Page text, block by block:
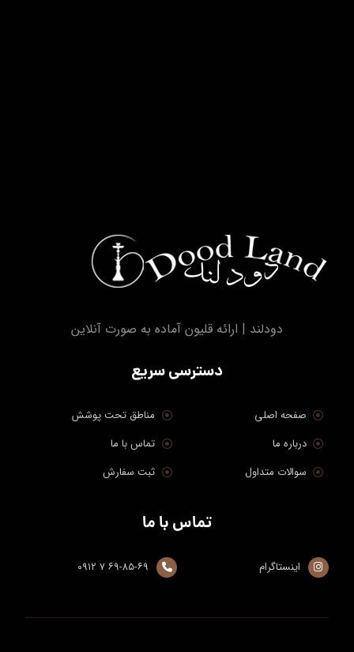
دودلند | ارائه قلیون آماده به صورت آنلاین
دسترسی سریع
صفحه اصلی
مناطق تحت پوشش
درباره ما
تماس با ما
سوالات متداول
ثبت سفارش
تماس با ما
۶۹-۸۵-۶۹ ۷ ۰۹۱۲ اینستاگرام